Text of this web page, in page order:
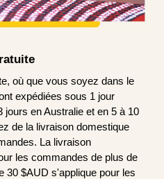
où que vous soyez dans le
expédiées sous 1 jour
jours en Australie et en 5 à 10
de la livraison domestique
La livraison
les commandes de plus de
30 $AUD s'applique pour les